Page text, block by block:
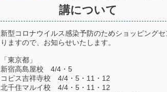
講について
新型コロナウイルス感染予防のためショッピング
りますので、お知らせいたします。
「東京都」
新宿高島屋校 4/4・5
コピス吉祥寺校 4/4・5・11・12
北千住マルイ校 4/4・5・11・12